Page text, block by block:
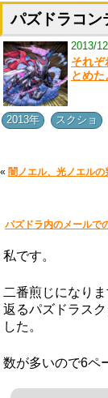
パズドラコン
2013/
それぞ
とめた
2013年 スクショ
« 闇ノエル、光ノエル
パズドラ内のメールで
私です。
二番煎じになり
返るパズドラス
した。
数が多いので6ペ